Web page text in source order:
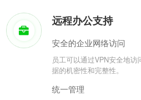
远程办公支持
安全的企业网络访问
员工可以通过VPN安全地
据的机密性和完整性。
统一管理